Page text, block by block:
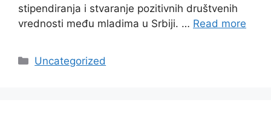
stipendiranja i stvaranje pozitivnih društvenih
vrednosti među mladima u Srbiji. … Read more
Categories
Uncategorized